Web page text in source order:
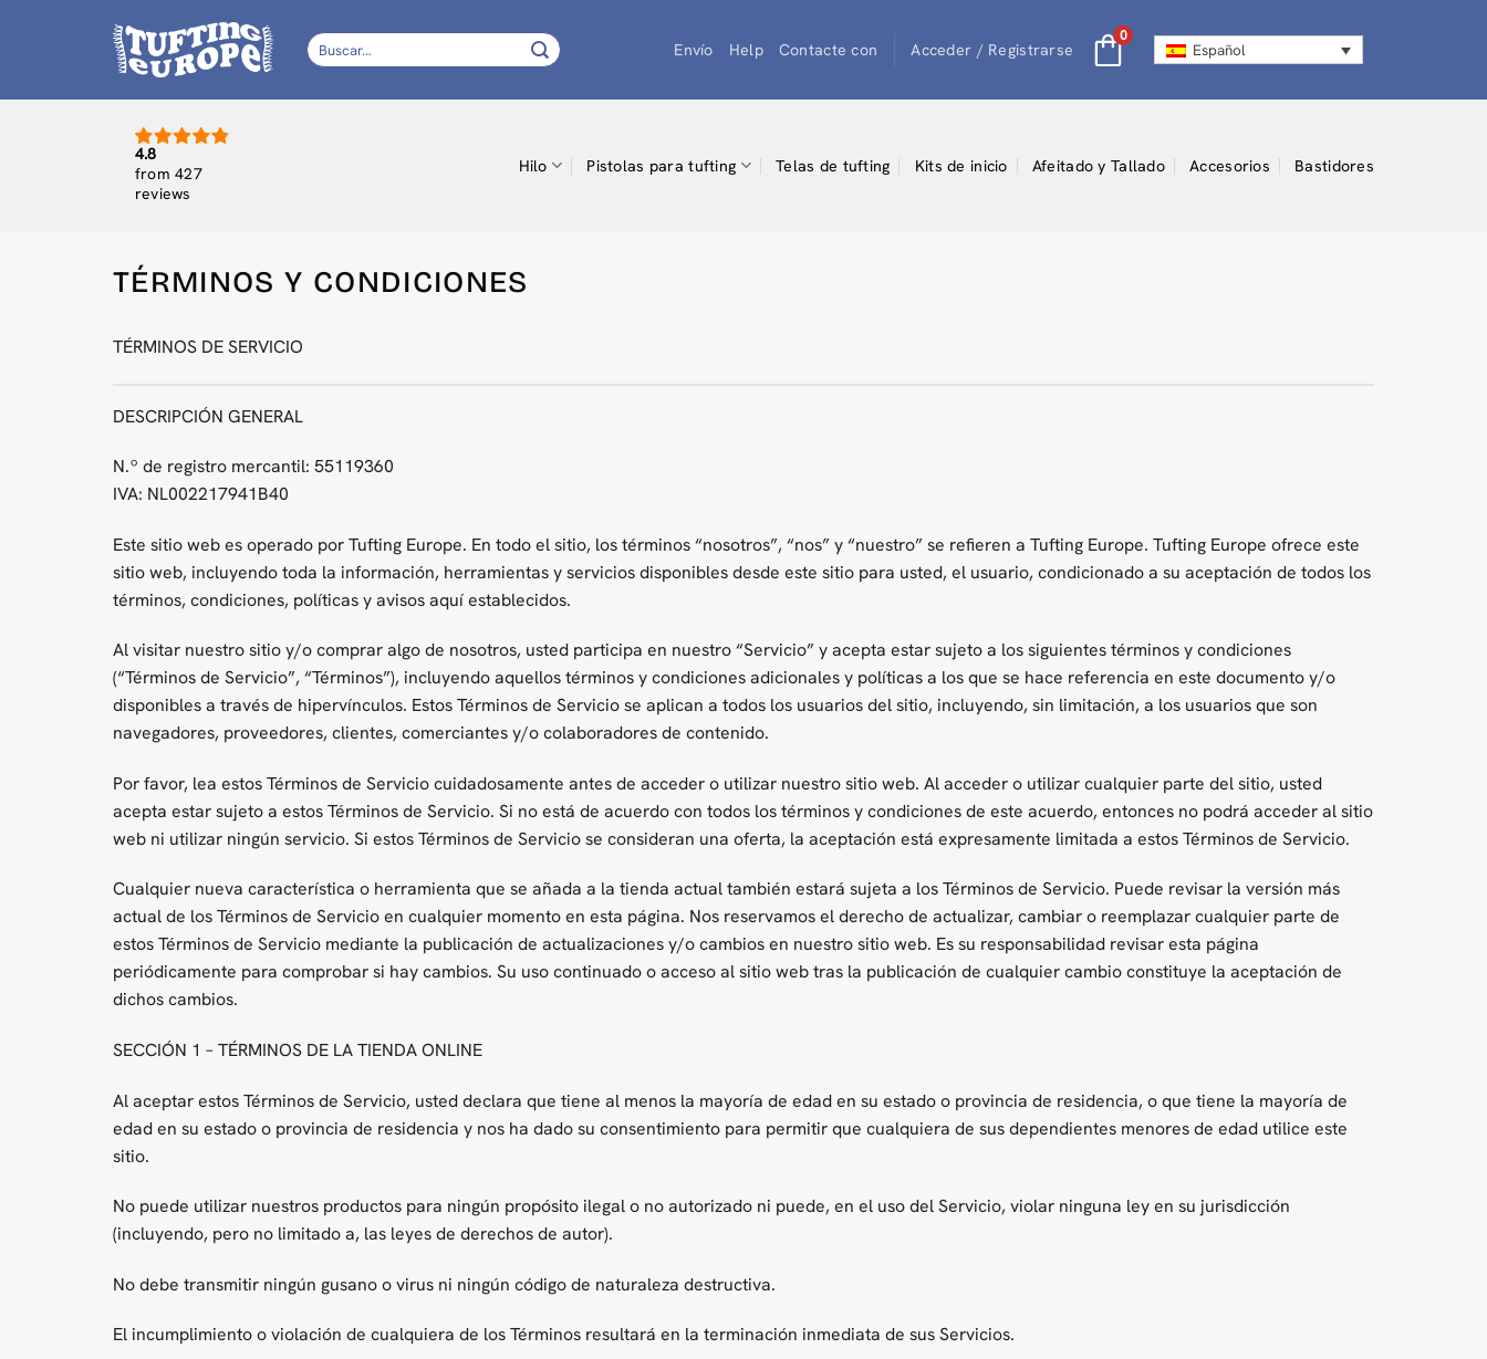
Buscar
por:
Envío Help Contacte con Acceder / Registrarse
0
Español
4.8
from 427
reviews
Hilo Pistolas para tufting Telas de tufting Kits de inicio Afeitado y Tallado Accesorios Bastidores
TÉRMINOS Y CONDICIONES
TÉRMINOS DE SERVICIO
DESCRIPCIÓN GENERAL
N.º de registro mercantil: 55119360
IVA: NL002217941B40
Este sitio web es operado por Tufting Europe. En todo el sitio, los términos “nosotros”, “nos” y “nuestro” se refieren a Tufting Europe. Tufting Europe ofrece este
sitio web, incluyendo toda la información, herramientas y servicios disponibles desde este sitio para usted, el usuario, condicionado a su aceptación de todos los
términos, condiciones, políticas y avisos aquí establecidos.
Al visitar nuestro sitio y/o comprar algo de nosotros, usted participa en nuestro “Servicio” y acepta estar sujeto a los siguientes términos y condiciones
(“Términos de Servicio”, “Términos”), incluyendo aquellos términos y condiciones adicionales y políticas a los que se hace referencia en este documento y/o
disponibles a través de hipervínculos. Estos Términos de Servicio se aplican a todos los usuarios del sitio, incluyendo, sin limitación, a los usuarios que son
navegadores, proveedores, clientes, comerciantes y/o colaboradores de contenido.
Por favor, lea estos Términos de Servicio cuidadosamente antes de acceder o utilizar nuestro sitio web. Al acceder o utilizar cualquier parte del sitio, usted
acepta estar sujeto a estos Términos de Servicio. Si no está de acuerdo con todos los términos y condiciones de este acuerdo, entonces no podrá acceder al sitio
web ni utilizar ningún servicio. Si estos Términos de Servicio se consideran una oferta, la aceptación está expresamente limitada a estos Términos de Servicio.
Cualquier nueva característica o herramienta que se añada a la tienda actual también estará sujeta a los Términos de Servicio. Puede revisar la versión más
actual de los Términos de Servicio en cualquier momento en esta página. Nos reservamos el derecho de actualizar, cambiar o reemplazar cualquier parte de
estos Términos de Servicio mediante la publicación de actualizaciones y/o cambios en nuestro sitio web. Es su responsabilidad revisar esta página
periódicamente para comprobar si hay cambios. Su uso continuado o acceso al sitio web tras la publicación de cualquier cambio constituye la aceptación de
dichos cambios.
SECCIÓN 1 – TÉRMINOS DE LA TIENDA ONLINE
Al aceptar estos Términos de Servicio, usted declara que tiene al menos la mayoría de edad en su estado o provincia de residencia, o que tiene la mayoría de
edad en su estado o provincia de residencia y nos ha dado su consentimiento para permitir que cualquiera de sus dependientes menores de edad utilice este
sitio.
No puede utilizar nuestros productos para ningún propósito ilegal o no autorizado ni puede, en el uso del Servicio, violar ninguna ley en su jurisdicción
(incluyendo, pero no limitado a, las leyes de derechos de autor).
No debe transmitir ningún gusano o virus ni ningún código de naturaleza destructiva.
El incumplimiento o violación de cualquiera de los Términos resultará en la terminación inmediata de sus Servicios.